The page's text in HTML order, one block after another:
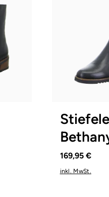
Farben
169,95 €
inkl. MwSt.